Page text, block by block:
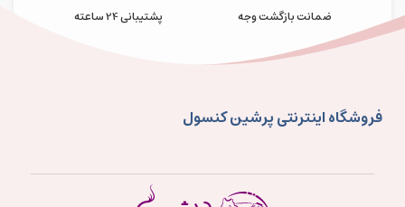
ضمانت بازگشت وجه پشتیبانی 24 ساعته
فروشگاه اینترنتی پرشین کنسول